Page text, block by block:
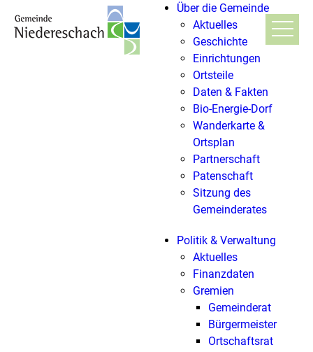
Über die Gemeinde
Aktuelles
Geschichte
Einrichtungen
Ortsteile
Daten & Fakten
Bio-Energie-Dorf
Wanderkarte &
Ortsplan
Partnerschaft
Patenschaft
Sitzung des
Gemeinderates
Politik & Verwaltung
Aktuelles
Finanzdaten
Gremien
Gemeinderat
Bürgermeister
Ortschaftsrat